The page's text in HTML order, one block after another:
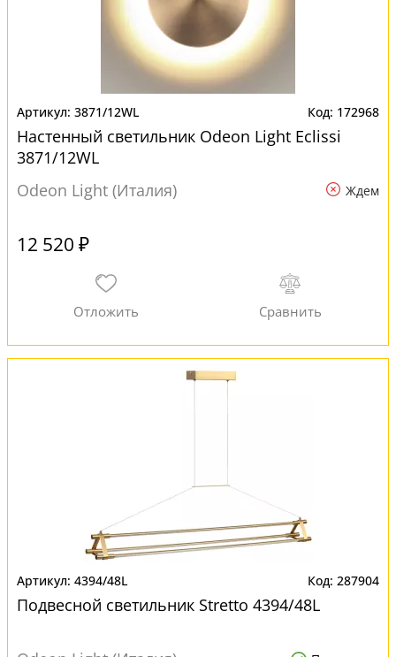
3871/12WL 172968
Настенный светильник Odeon Light Eclissi
3871/12WL
Odeon Light (Италия)
Ждем
12 520 ₽
4394/48L 287904
Подвесной светильник Stretto 4394/48L